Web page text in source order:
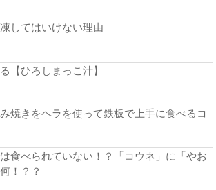
してはいけない理由
【ひろしまっこ汁】
焼きをヘラを使って鉄板で上手に食べるコ
食べられていない！？「コウネ」に「やお
！？？